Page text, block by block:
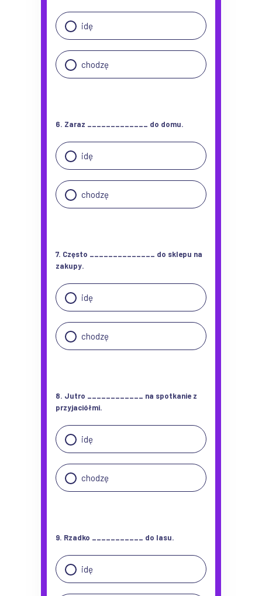
idę
chodzę
6. Zaraz _____________ do domu.
idę
chodzę
7. Często ______________ do sklepu na
zakupy.
idę
chodzę
8. Jutro ____________ na spotkanie z
przyjaciółmi.
idę
chodzę
9. Rzadko ___________ do lasu.
idę